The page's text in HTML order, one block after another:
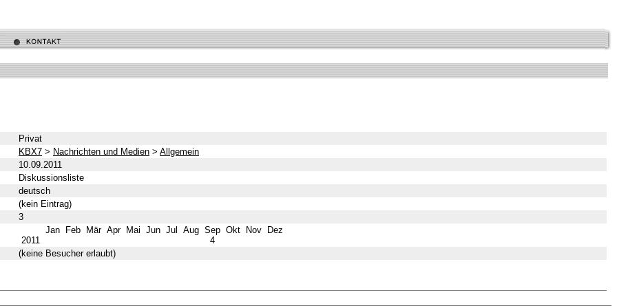
Privat
KBX7 > Nachrichten und Medien > Allgemein
10.09.2011
Diskussionsliste
deutsch
(kein Eintrag)
3
Jan Feb Mär Apr Mai Jun Jul Aug Sep Okt Nov Dez
2011
4
(keine Besucher erlaubt)